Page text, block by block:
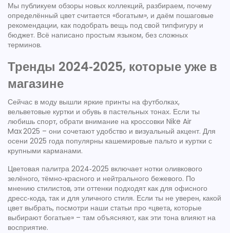
Мы публикуем обзоры новых коллекций, разбираем, почему
определённый цвет считается «богатым», и даём пошаговые
рекомендации, как подобрать вещь под свой типфигуру и
бюджет. Всё написано простым языком, без сложных
терминов.
Тренды 2024‑2025, которые уже в
магазине
Сейчас в моду вышли яркие принты на футболках,
вельветовые куртки и обувь в пастельных тонах. Если ты
любишь спорт, обрати внимание на кроссовки Nike Air
Max 2025 – они сочетают удобство и визуальный акцент. Для
осени 2025 года популярны кашемировые пальто и куртки с
крупными карманами.
Цветовая палитра 2024‑2025 включает нотки оливкового
зелёного, тёмно‑красного и нейтрального бежевого. По
мнению стилистов, эти оттенки подходят как для офисного
дресс‑кода, так и для уличного стиля. Если ты не уверен, какой
цвет выбрать, посмотри наши статьи про «цвета, которые
выбирают богатые» – там объясняют, как эти тона влияют на
восприятие.